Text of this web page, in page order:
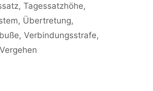
, Tagessatzhöhe,
, Übertretung,
, Verbindungsstrafe,
Vergehen